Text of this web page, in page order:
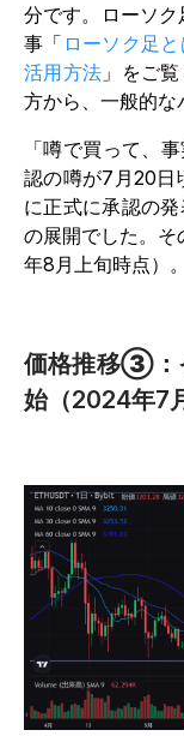
分です。ローソ
事「 ローソク足
活用方法 」をご
方から、一般的な
「噂で買って、
認の噂が7月20日
に正式に承認の
の展開でした。
年8月上旬時点）。
価格推移③：
始（2024年7